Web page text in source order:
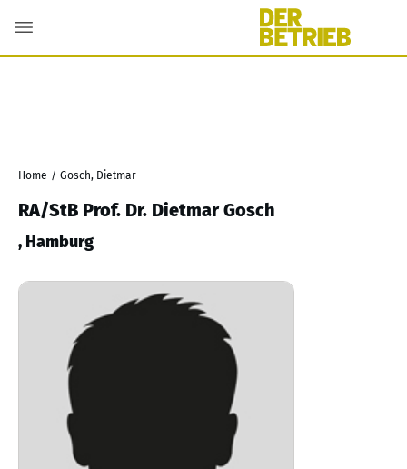
Home / Gosch, Dietmar
RA/StB Prof. Dr. Dietmar Gosch
, Hamburg